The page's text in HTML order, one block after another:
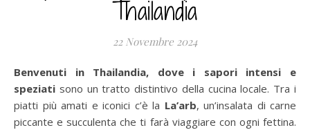
Thailandia
22 Novembre 2024
Benvenuti in Thailandia, dove i sapori intensi e
speziati sono un tratto distintivo della cucina locale. Tra i
piatti più amati e iconici c’è la La’arb, un’insalata di carne
piccante e succulenta che ti farà viaggiare con ogni fettina.